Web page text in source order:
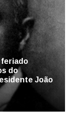
feriado
do
João